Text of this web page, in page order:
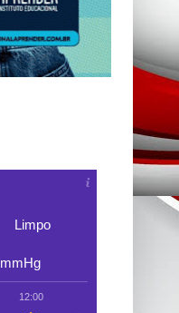
Limpo
mmHg
12:00